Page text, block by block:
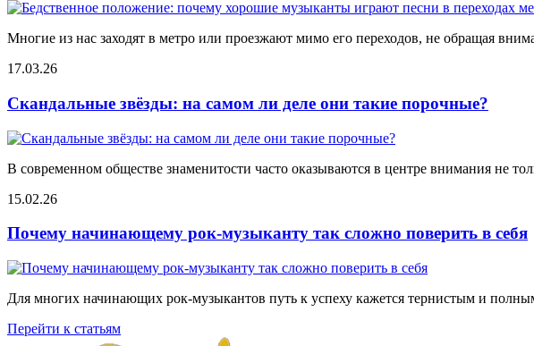
Многие из нас заходят в метро или проезжают мимо его переходов, не обращая
17.03.26
Скандальные звёзды: на самом ли деле они такие порочные?
В современном обществе знаменитости часто оказываются в центре внимания не
15.02.26
Почему начинающему рок-музыканту так сложно поверить в себя
Для многих начинающих рок-музыкантов путь к успеху кажется тернистым и
Перейти к статьям